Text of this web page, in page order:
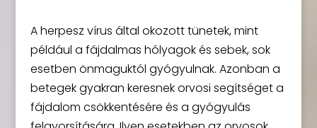
A herpesz vírus által okozott tünetek, mint
például a fájdalmas hólyagok és sebek, sok
esetben önmaguktól gyógyulnak. Azonban a
betegek gyakran keresnek orvosi segítséget a
fájdalom csökkentésére és a gyógyulás